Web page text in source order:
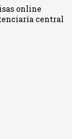
online
central